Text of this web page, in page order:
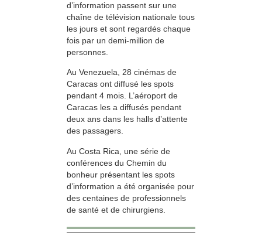
d’information passent sur une
chaîne de télévision nationale tous
les jours et sont regardés chaque
fois par un demi-million de
personnes.
Au Venezuela, 28 cinémas de
Caracas ont diffusé les spots
pendant 4 mois. L’aéroport de
Caracas les a diffusés pendant
deux ans dans les halls d’attente
des passagers.
Au Costa Rica, une série de
conférences du Chemin du
bonheur présentant les spots
d’information a été organisée pour
des centaines de professionnels
de santé et de chirurgiens.